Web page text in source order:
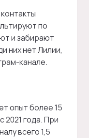
по
и забирают
них нет Лилии,
канале.
опыт более 15
2021 года. При
всего 1,5